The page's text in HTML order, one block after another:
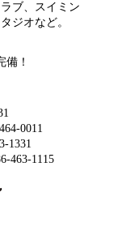
ブ、 スイミン
ジオなど。
備！
0011
1331
463-1115